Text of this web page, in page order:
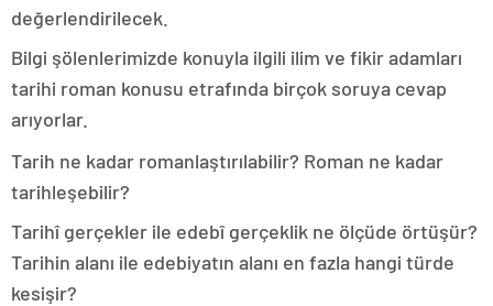
değerlendirilecek.
Bilgi şölenlerimizde konuyla ilgili ilim ve fikir adamları
tarihi roman konusu etrafında birçok soruya cevap
arıyorlar.
Tarih ne kadar romanlaştırılabilir? Roman ne kadar
tarihleşebilir?
Tarihî gerçekler ile edebî gerçeklik ne ölçüde örtüşür?
Tarihin alanı ile edebiyatın alanı en fazla hangi türde
kesişir?